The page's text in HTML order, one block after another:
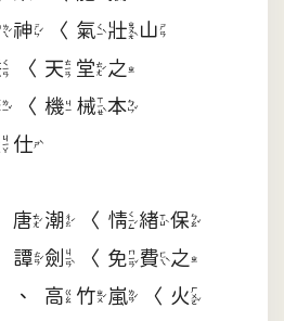
神〈氣壯山
〈天堂之
〈機械本
仕
唐潮〈情緒保
譚劍〈免費之
、高竹嵐〈火